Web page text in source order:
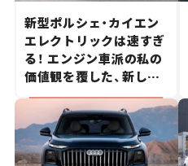
新型ポルシェ・カイエン
エレクトリックは速すぎ
る！ エンジン車派の私の
価値観を覆した、新しい
ポルシェの走り。